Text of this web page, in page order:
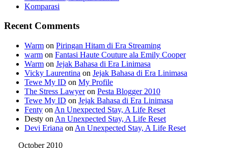
Komparasi
Recent Comments
Warm on Piringan Hitam di Era Streaming
warm on Fantasi Haute Couture ala Emily Cooper
Warm on Jejak Bahasa di Era Linimasa
Vicky Laurentina on Jejak Bahasa di Era Linimasa
Tewe My ID on My Profile
The Stress Lawyeron Pesta Blogger 2010
Tewe My ID on Jejak Bahasa di Era Linimasa
Fenty on An Unexpected Stay, A Life Reset
Desty on An Unexpected Stay, A Life Reset
Devi Eriana on An Unexpected Stay, A Life Reset
October 2010